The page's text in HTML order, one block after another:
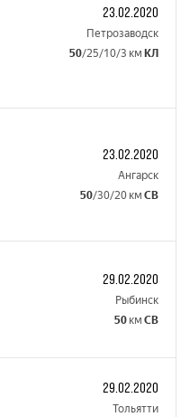
23.02.2020
Петрозаводск
50/25/10/3 км КЛ
23.02.2020
Ангарск
50/30/20 км СВ
29.02.2020
Рыбинск
50 км СВ
29.02.2020
Тольятти